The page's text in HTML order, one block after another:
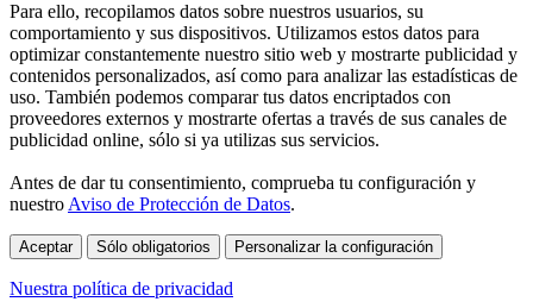
Para ello, recopilamos datos sobre nuestros usuarios, su
comportamiento y sus dispositivos. Utilizamos estos datos para
optimizar constantemente nuestro sitio web y mostrarte publicidad y
contenidos personalizados, así como para analizar las estadísticas de
uso. También podemos comparar tus datos encriptados con
proveedores externos y mostrarte ofertas a través de sus canales de
publicidad online, sólo si ya utilizas sus servicios.
Antes de dar tu consentimiento, comprueba tu configuración y
nuestro Aviso de Protección de Datos.
Aceptar Sólo obligatorios Personalizar la configuración
Nuestra política de privacidad